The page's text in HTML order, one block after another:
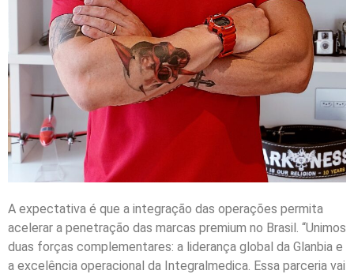
A expectativa é que a integração das operações permita
acelerar a penetração das marcas premium no Brasil. “Unimos
duas forças complementares: a liderança global da Glanbia e
a excelência operacional da Integralmedica. Essa parceria vai